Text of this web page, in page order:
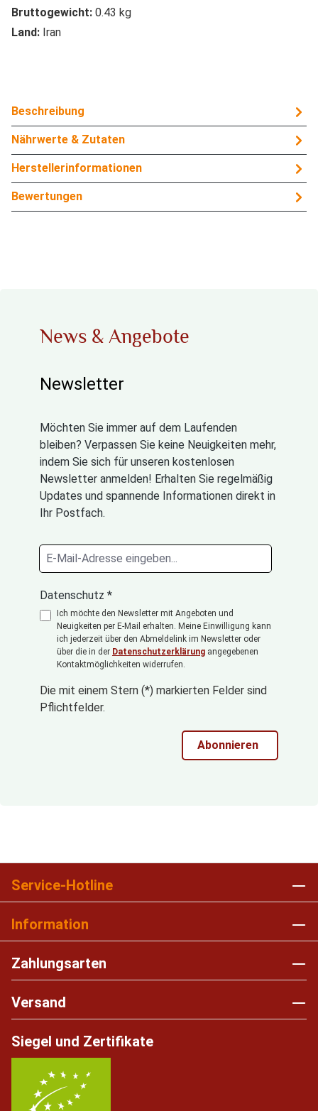
Bruttogewicht: 0.43 kg
Land: Iran
Beschreibung
Nährwerte & Zutaten
Herstellerinformationen
Bewertungen
News & Angebote
Newsletter
Möchten Sie immer auf dem Laufenden
bleiben? Verpassen Sie keine Neuigkeiten mehr,
indem Sie sich für unseren kostenlosen
Newsletter anmelden! Erhalten Sie regelmäßig
Updates und spannende Informationen direkt in
Ihr Postfach.
Datenschutz *
Ich möchte den Newsletter mit Angeboten und
Neuigkeiten per E-Mail erhalten. Meine Einwilligung kann
ich jederzeit über den Abmeldelink im Newsletter oder
über die in der Datenschutzerklärung angegebenen
Kontaktmöglichkeiten widerrufen.
Die mit einem Stern (*) markierten Felder sind
Pflichtfelder.
Abonnieren
Service-Hotline
Information
Zahlungsarten
Versand
Siegel und Zertifikate